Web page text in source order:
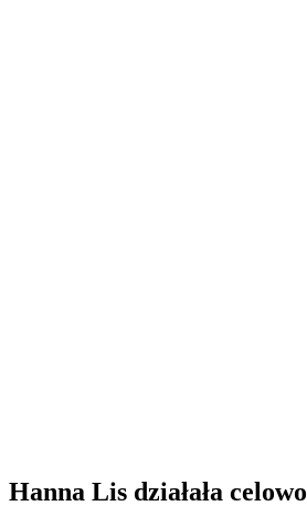
Hanna Lis działała celowo